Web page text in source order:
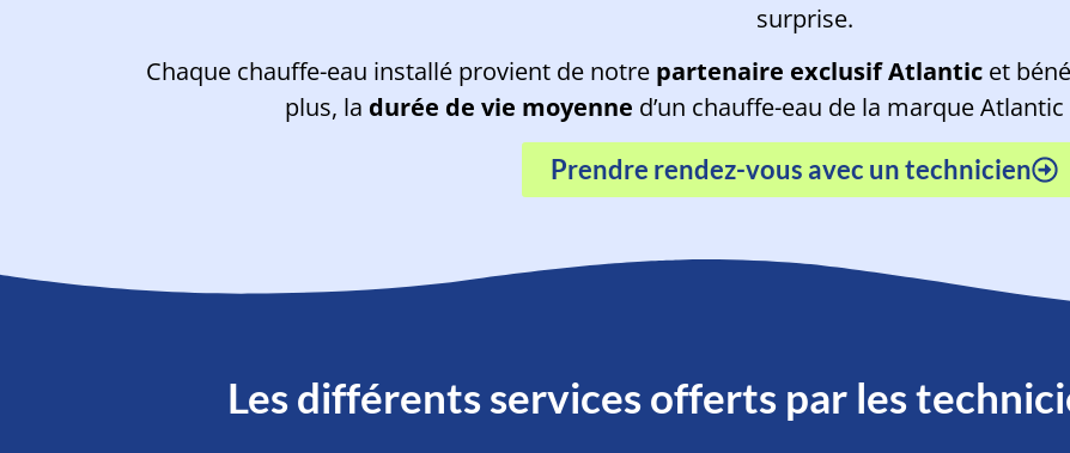
surprise.
Chaque chauffe-eau installé provient de notre partenaire exclusif Atlanticet
plus, la durée de vie moyenne d’un chauffe-eau de la marque
Prendre rendez-vous avec un technicien
Les différents services offerts par les